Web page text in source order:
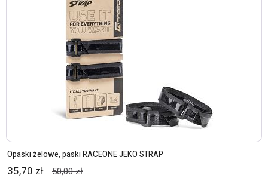
Opaski żelowe, paski RACEONE JEKO STRAP
35,70 zł 50,00 zł